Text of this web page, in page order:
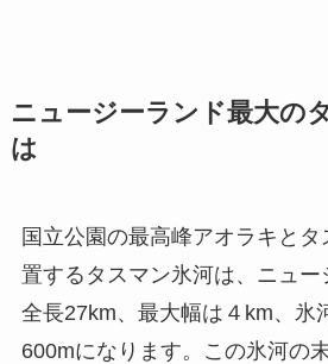
ニュージーランド最大の
は
国立公園の最高峰アオラキと
置するタスマン氷河は、ニュ
全長27km、最大幅は４km、氷
600mになります。この氷河の